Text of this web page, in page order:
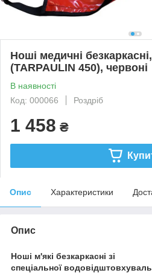
Ноші медичні
(TARPAULIN 450), червоні
В наявності
Код: 000066
Роздріб
1 458 ₴
Опис Характеристики
Опис
Ноші м'які безкаркасні зі
спеціальної